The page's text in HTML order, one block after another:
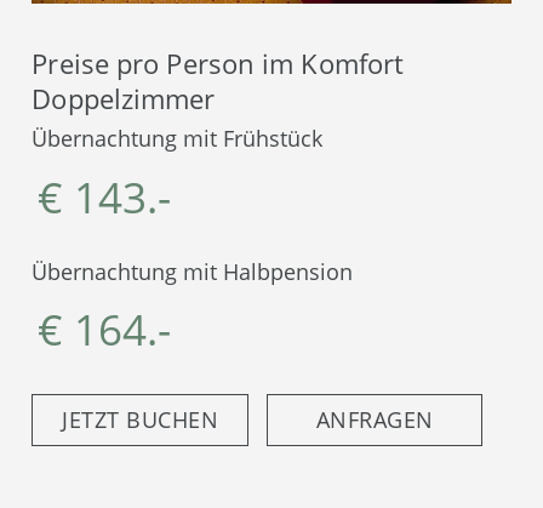
Preise pro Person im Komfort
Doppelzimmer
Übernachtung mit Frühstück
€ 143.-
Übernachtung mit Halbpension
€ 164.-
JETZT BUCHEN ANFRAGEN